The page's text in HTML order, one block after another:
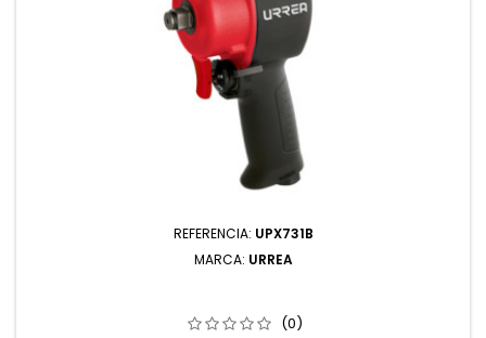
REFERENCIA: UPX731B
MARCA: URREA
URREA
(0)